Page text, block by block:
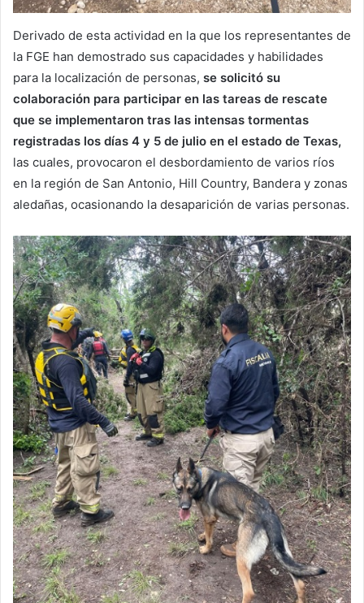
Derivado de esta actividad en la que los representantes de
la FGE han demostrado sus capacidades y habilidades
para la localización de personas, se solicitó su
colaboración para participar en las tareas de rescate
que se implementaron tras las intensas tormentas
registradas los días 4 y 5 de julio en el estado de Texas,
las cuales, provocaron el desbordamiento de varios ríos
en la región de San Antonio, Hill Country, Bandera y zonas
aledañas, ocasionando la desaparición de varias personas.